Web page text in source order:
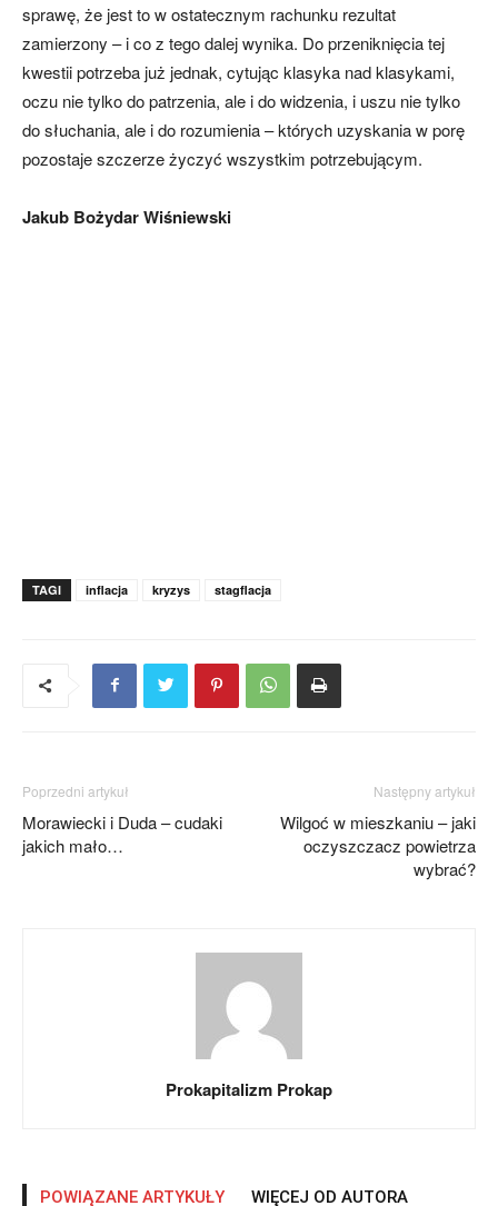
sprawę, że jest to w ostatecznym rachunku rezultat
zamierzony – i co z tego dalej wynika. Do przeniknięcia tej
kwestii potrzeba już jednak, cytując klasyka nad klasykami,
oczu nie tylko do patrzenia, ale i do widzenia, i uszu nie tylko
do słuchania, ale i do rozumienia – których uzyskania w porę
pozostaje szczerze życzyć wszystkim potrzebującym.
Jakub Bożydar Wiśniewski
TAGI inflacja kryzys stagflacja
Poprzedni artykuł
Morawiecki i Duda – cudaki
jakich mało…
Następny artykuł
Wilgoć w mieszkaniu – jaki
oczyszczacz powietrza
wybrać?
Prokapitalizm Prokap
POWIĄZANE ARTYKUŁY WIĘCEJ OD AUTORA